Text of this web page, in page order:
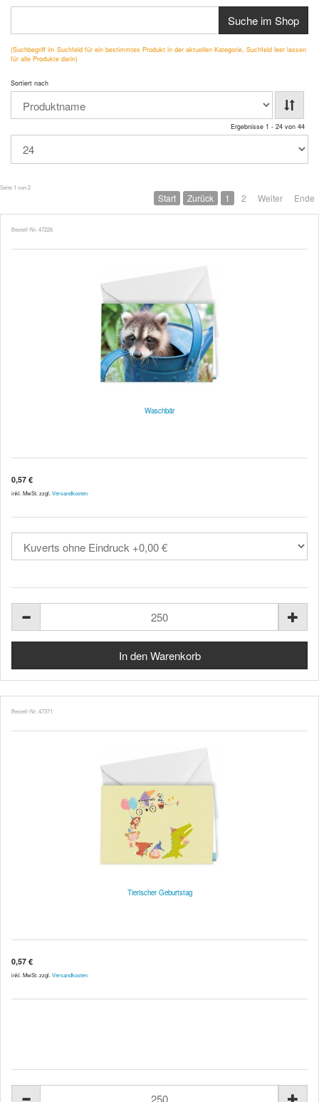
Suche im Shop
(Suchbegriff im Suchfeld für ein bestimmtes Produkt in der aktuellen Kategorie, Suchfeld leer lassen
für alle Produkte darin)
Sortiert nach
Ergebnisse 1 - 24 von 44
Seite 1 von 2
Start Zurück 1 2 Weiter Ende
Bestell-Nr. 47226
Waschbär
0,57 €
inkl. MwSt. zzgl. Versandkosten
Bestell-Nr. 47371
Tierischer Geburtstag
0,57 €
inkl. MwSt. zzgl. Versandkosten